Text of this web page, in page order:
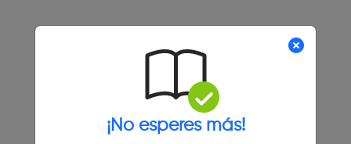
¡No esperes más!